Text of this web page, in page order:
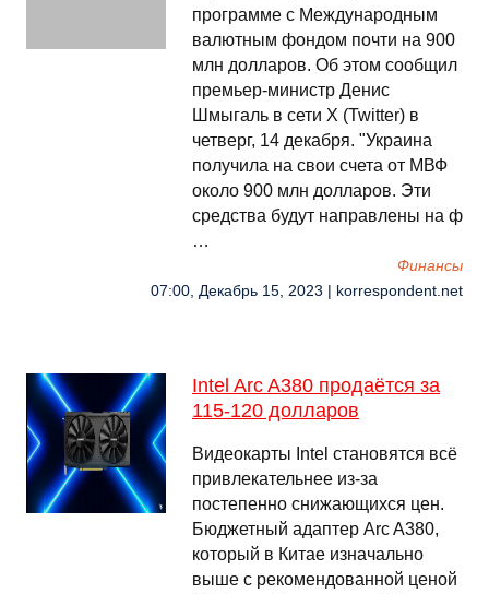
программе с Международным
валютным фондом почти на 900
млн долларов. Об этом сообщил
премьер-министр Денис
Шмыгаль в сети Х (Twitter) в
четверг, 14 декабря. "Украина
получила на свои счета от МВФ
около 900 млн долларов. Эти
средства будут направлены на ф
…
Финансы
07:00, Декабрь 15, 2023 | korrespondent.net
Intel Arc A380 продаётся за
115-120 долларов
Видеокарты Intel становятся всё
привлекательнее из-за
постепенно снижающихся цен.
Бюджетный адаптер Arc A380,
который в Китае изначально
выше с рекомендованной ценой